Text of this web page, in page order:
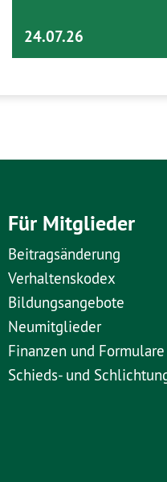
24.07.26
Für Mitglieder
Beitragsänderung
Verhaltenskodex
Bildungsangebote
Neumitglieder
Finanzen und Formulare
Schieds- und